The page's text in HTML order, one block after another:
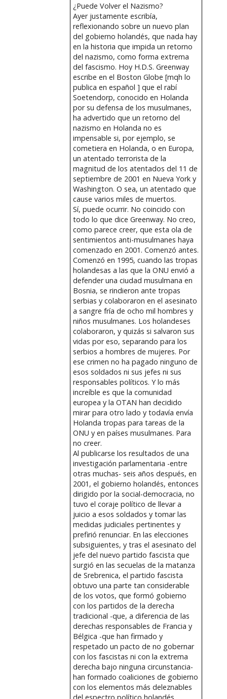
¿Puede Volver el Nazismo?
Ayer justamente escribía,
reflexionando sobre un nuevo plan
del gobierno holandés, que nada hay
en la historia que impida un retorno
del nazismo, como forma extrema
del fascismo. Hoy H.D.S. Greenway
escribe en el Boston Globe [mqh lo
publica en español ] que el rabí
Soetendorp, conocido en Holanda
por su defensa de los musulmanes,
ha advertido que un retorno del
nazismo en Holanda no es
impensable si, por ejemplo, se
cometiera en Holanda, o en Europa,
un atentado terrorista de la
magnitud de los atentados del 11 de
septiembre de 2001 en Nueva York y
Washington. O sea, un atentado que
cause varios miles de muertos.
Sí, puede ocurrir. No coincido con
todo lo que dice Greenway. No creo,
como parece creer, que esta ola de
sentimientos anti-musulmanes haya
comenzado en 2001. Comenzó antes.
Comenzó en 1995, cuando las tropas
holandesas a las que la ONU envió a
defender una ciudad musulmana en
Bosnia, se rindieron ante tropas
serbias y colaboraron en el asesinato
a sangre fría de ocho mil hombres y
niños musulmanes. Los holandeses
colaboraron, y quizás si salvaron sus
vidas por eso, separando para los
serbios a hombres de mujeres. Por
ese crimen no ha pagado ninguno de
esos soldados ni sus jefes ni sus
responsables políticos. Y lo más
increíble es que la comunidad
europea y la OTAN han decidido
mirar para otro lado y todavía envía
Holanda tropas para tareas de la
ONU y en países musulmanes. Para
no creer.
Al publicarse los resultados de una
investigación parlamentaria -entre
otras muchas- seis años después, en
2001, el gobierno holandés, entonces
dirigido por la social-democracia, no
tuvo el coraje político de llevar a
juicio a esos soldados y tomar las
medidas judiciales pertinentes y
prefirió renunciar. En las elecciones
subsiguientes, y tras el asesinato del
jefe del nuevo partido fascista que
surgió en las secuelas de la matanza
de Srebrenica, el partido fascista
obtuvo una parte tan considerable
de los votos, que formó gobierno
con los partidos de la derecha
tradicional -que, a diferencia de las
derechas responsables de Francia y
Bélgica -que han firmado y
respetado un pacto de no gobernar
con los fascistas ni con la extrema
derecha bajo ninguna circunstancia-
han formado coaliciones de gobierno
con los elementos más deleznables